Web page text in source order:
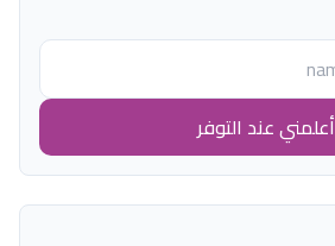
أعلمني عند التوفر